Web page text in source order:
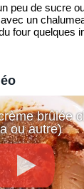
peu de sucre
un
four quelques
brûlée
ou autre)